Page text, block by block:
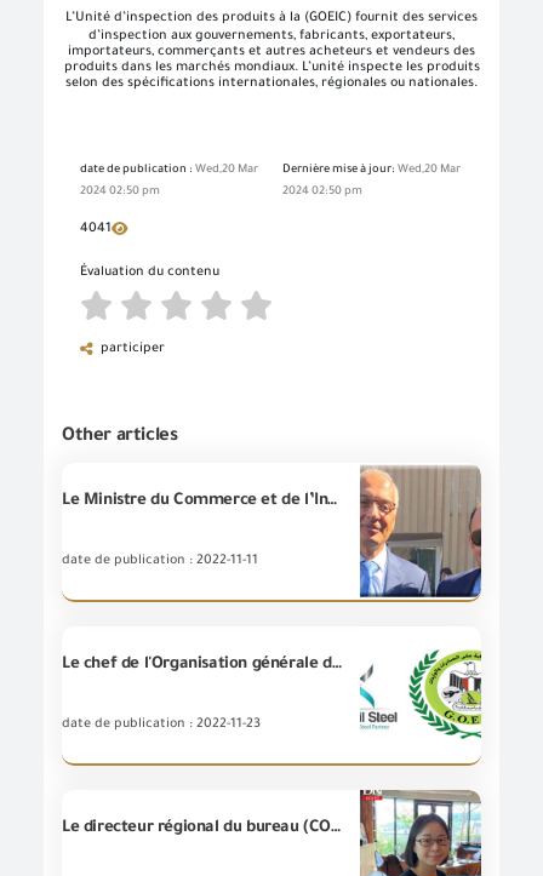
L’Unité d’inspection des produits à la (GOEIC) fournit des services
d’inspection aux gouvernements, fabricants, exportateurs,
importateurs, commerçants et autres acheteurs et vendeurs des
produits dans les marchés mondiaux. L’unité inspecte les produits
selon des spécifications internationales, régionales ou nationales.
date de publication : Wed,20 Mar
2024 02:50 pm
Dernière mise à jour: Wed,20 Mar
2024 02:50 pm
4041
Évaluation du contenu
participer
Other articles
Le Ministre du Commerce et de l’Industrie participe aux efficacités de la séance d’ouverture de la Journée de réduction des émissions de Carbone en marge de la Conférence COP27 à Charm El-Cheik
date de publication : 2022-11-11
Le chef de l'Organisation générale de contrôle des exportations et des importations visite l'usine sidérurgique de Qandil à Obour City
date de publication : 2022-11-23
Le directeur régional du bureau (COICA) en Égypte a salué la coopération fructueuse avec la (GOEIC) afin d’établir un projet conjoint visant à introduire un nouveau système d’inspection douanière basé sur une analyse des risques utilisant l’intelligence artificielle, pour accélérer les procésusses d’inspection des marchandises aux passages frontaliers